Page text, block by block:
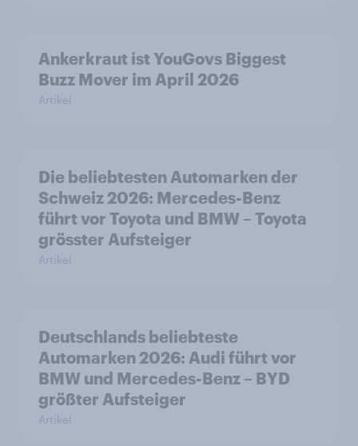
Ankerkraut ist YouGovs Biggest
Buzz Mover im April 2026
Artikel
Die beliebtesten Automarken der
Schweiz 2026: Mercedes-Benz
führt vor Toyota und BMW – Toyota
grösster Aufsteiger
Artikel
Deutschlands beliebteste
Automarken 2026: Audi führt vor
BMW und Mercedes-Benz – BYD
größter Aufsteiger
Artikel